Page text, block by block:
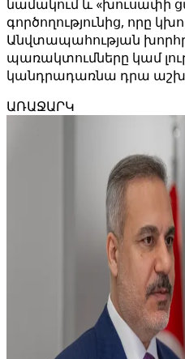
նամակում և «խուսափի
գործողությունից, որը
Անվտապահության
պառակտումները կամ
կանդրադառնա դրա
ԱՌԱՋԱՐԿ